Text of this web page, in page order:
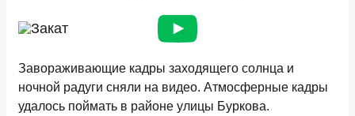
Завораживающие кадры заходящего солнца и
ночной радуги сняли на видео. Атмосферные кадры
удалось поймать в районе улицы Буркова.